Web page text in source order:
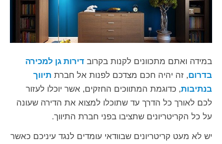
במידה ואתם מתכוונים לקנות בקרוב דירות גן למכירה
בדרום, זה יהיה חכם מצדכם לפנות אל חברת תיווך
בנתיבות, כדוגמת המתווכים החזקים, אשר יוכלו לעזור
לכם לאורך כל הדרך עד שתוכלו למצוא את הדירה שעונה
על כל הקריטריונים שתציבו בפני חברת התיווך.
יש לא מעט קריטריונים שבוודאי עומדים לנגד עיניכם כאשר